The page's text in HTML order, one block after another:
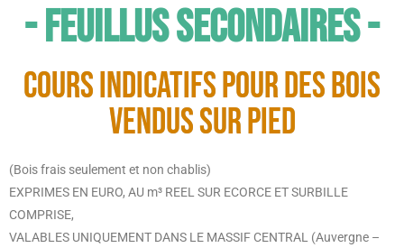
- feuillus Secondaires -
COURS INDICATIFS POUR DES BOIS
VENDUS SUR PIED
(Bois frais seulement et non chablis)
EXPRIMES EN EURO, AU m³ REEL SUR ECORCE ET SURBILLE
COMPRISE,
VALABLES UNIQUEMENT DANS LE MASSIF CENTRAL (Auvergne –